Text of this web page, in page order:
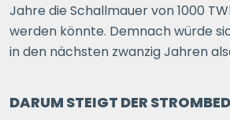
Jahre die Schallmauer von 1000
werden könnte. Demnach würde
in den nächsten zwanzig Jahren
DARUM STEIGT DER